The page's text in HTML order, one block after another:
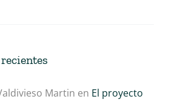
Martin en El proyecto